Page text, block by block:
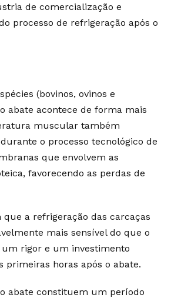
de comercialização e
processo de refrigeração após o
(bovinos, ovinos e
abate acontece de forma mais
muscular também
o processo tecnológico de
que envolvem as
favorecendo as perdas de
a refrigeração das carcaças
mais sensível do que o
rigor e um investimento
horas após o abate.
abate constituem um período